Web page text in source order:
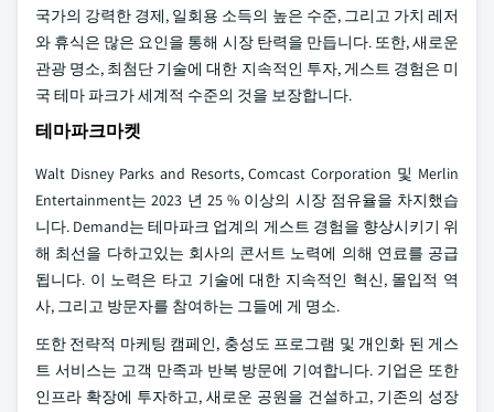
국가의 강력한 경제, 일회용 소득의 높은 수준, 그리고 가치 레저
와 휴식은 많은 요인을 통해 시장 탄력을 만듭니다. 또한, 새로운
관광 명소, 최첨단 기술에 대한 지속적인 투자, 게스트 경험은 미
국 테마 파크가 세계적 수준의 것을 보장합니다.
테마파크마켓
Walt Disney Parks and Resorts, Comcast Corporation 및 Merlin
Entertainment는 2023 년 25 % 이상의 시장 점유율을 차지했습
니다. Demand는 테마파크 업계의 게스트 경험을 향상시키기 위
해 최선을 다하고있는 회사의 콘서트 노력에 의해 연료를 공급
됩니다. 이 노력은 타고 기술에 대한 지속적인 혁신, 몰입적 역
사, 그리고 방문자를 참여하는 그들에 게 명소.
또한 전략적 마케팅 캠페인, 충성도 프로그램 및 개인화 된 게스
트 서비스는 고객 만족과 반복 방문에 기여합니다. 기업은 또한
인프라 확장에 투자하고, 새로운 공원을 건설하고, 기존의 성장